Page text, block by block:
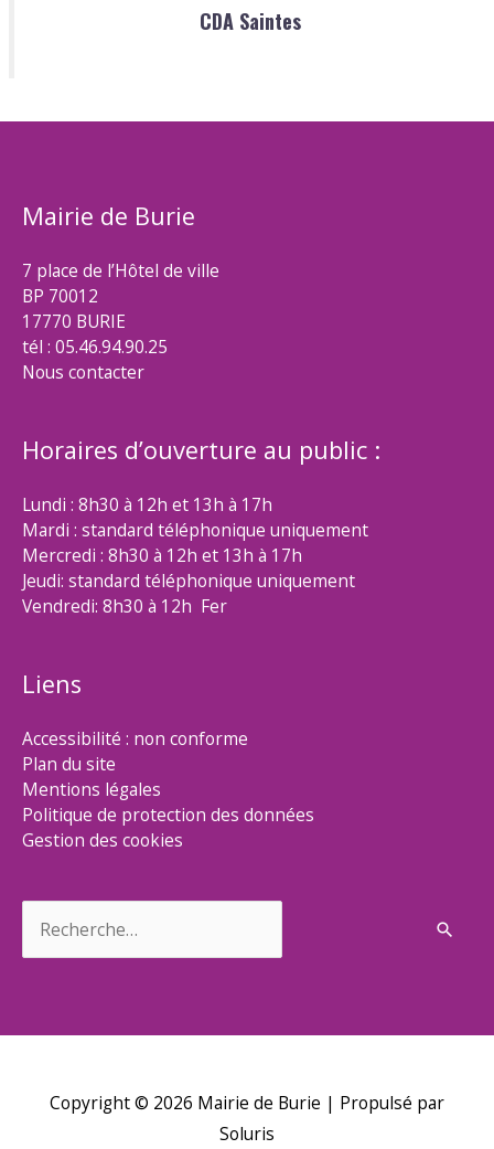
CDA Saintes
Mairie de Burie
7 place de l’Hôtel de ville
BP 70012
17770 BURIE
tél : 05.46.94.90.25
Nous contacter
Horaires d’ouverture au public :
Lundi : 8h30 à 12h et 13h à 17h
Mardi : standard téléphonique uniquement
Mercredi : 8h30 à 12h et 13h à 17h
Jeudi: standard téléphonique uniquement
Vendredi: 8h30 à 12h Fer
Liens
Accessibilité : non conforme
Plan du site
Mentions légales
Politique de protection des données
Gestion des cookies
Copyright © 2026 Mairie de Burie | Propulsé par
Soluris